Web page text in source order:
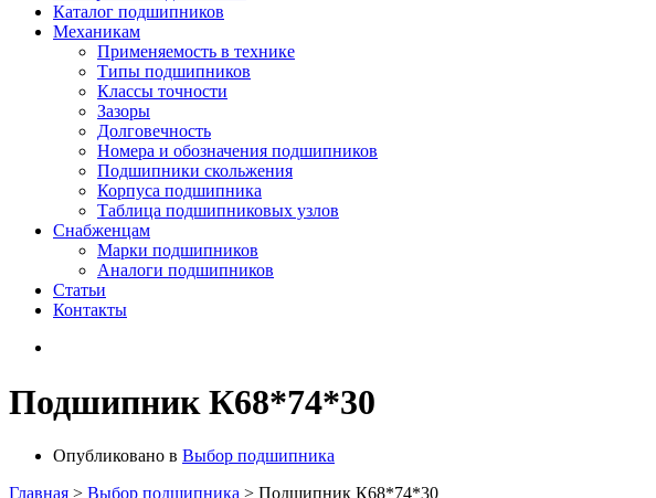
Каталог подшипников
Механикам
Применяемость в технике
Типы подшипников
Классы точности
Зазоры
Долговечность
Номера и обозначения подшипников
Подшипники скольжения
Корпуса подшипника
Таблица подшипниковых узлов
Снабженцам
Марки подшипников
Аналоги подшипников
Статьи
Контакты
Подшипник К68*74*30
Опубликовано в Выбор подшипника
Главная > Выбор подшипника > Подшипник К68*74*30